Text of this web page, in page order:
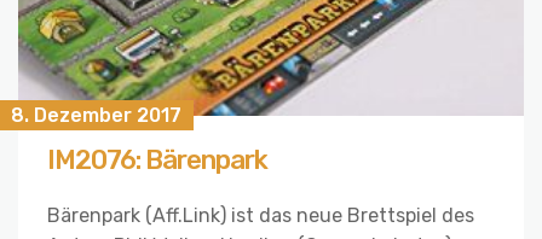
8. Dezember 2017
IM2076: Bärenpark
Bärenpark (Aff.Link) ist das neue Brettspiel des